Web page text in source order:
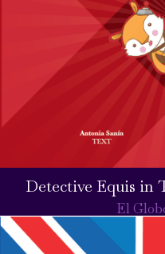
Detective Equis in
El